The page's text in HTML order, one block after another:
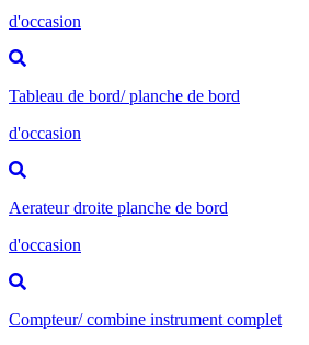
d'occasion
Tableau de bord/ planche de bord
d'occasion
Aerateur droite planche de bord
d'occasion
Compteur/ combine instrument complet